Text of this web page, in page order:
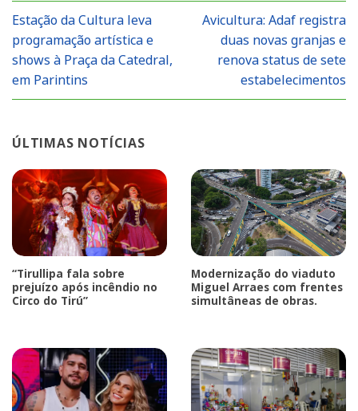
Estação da Cultura leva
programação artística e
shows à Praça da Catedral,
em Parintins
Avicultura: Adaf registra
duas novas granjas e
renova status de sete
estabelecimentos
ÚLTIMAS NOTÍCIAS
“Tirullipa fala sobre
prejuízo após incêndio no
Circo do Tirú”
Modernização do viaduto
Miguel Arraes com frentes
simultâneas de obras.